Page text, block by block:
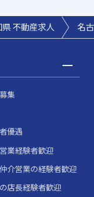
県 不動産求人 名
集
優遇
業経験者歓迎
介営業の経験者歓迎
店長経験者歓迎